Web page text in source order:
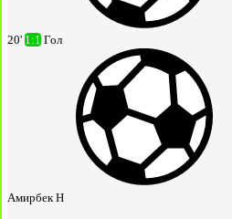
20' 1:1 Гол
Амирбек Н